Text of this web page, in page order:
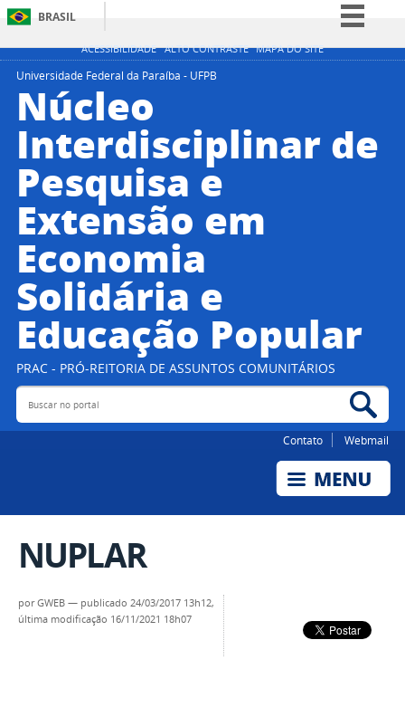
ACESSIBILIDADE ALTO CONTRASTE MAPA DO SITE
BRASIL
Simplifique!
Acesso à informação
Legislação
Universidade Federal da Paraíba - UFPB
Núcleo
Interdisciplinar de
Pesquisa e
Extensão em
Economia
Solidária e
Educação Popular
PRAC - PRÓ-REITORIA DE ASSUNTOS COMUNITÁRIOS
Buscar no portal
Contato Webmail
NUPLAR
porGWEB — publicado 24/03/2017 13h12,
última modificação 16/11/2021 18h07